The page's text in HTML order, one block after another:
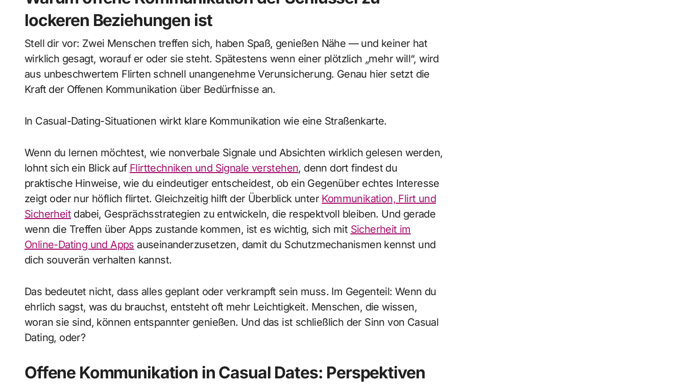
lockeren Beziehungen ist
Stell dir vor: Zwei Menschen treffen sich, haben Spaß, genießen Nähe — und keiner hat
wirklich gesagt, worauf er oder sie steht. Spätestens wenn einer plötzlich „mehr will“, wird
aus unbeschwertem Flirten schnell unangenehme Verunsicherung. Genau hier setzt die
Kraft der Offenen Kommunikation über Bedürfnisse an.
In Casual-Dating-Situationen wirkt klare Kommunikation wie eine Straßenkarte.
Wenn du lernen möchtest, wie nonverbale Signale und Absichten wirklich gelesen werden,
lohnt sich ein Blick auf Flirttechniken und Signale verstehen, denn dort findest du
praktische Hinweise, wie du eindeutiger entscheidest, ob ein Gegenüber echtes Interesse
zeigt oder nur höflich flirtet. Gleichzeitig hilft der Überblick unter Kommunikation, Flirt und
Sicherheit dabei, Gesprächsstrategien zu entwickeln, die respektvoll bleiben. Und gerade
wenn die Treffen über Apps zustande kommen, ist es wichtig, sich mit Sicherheit im
Online-Dating und Apps auseinanderzusetzen, damit du Schutzmechanismen kennst und
dich souverän verhalten kannst.
Das bedeutet nicht, dass alles geplant oder verkrampft sein muss. Im Gegenteil: Wenn du
ehrlich sagst, was du brauchst, entsteht oft mehr Leichtigkeit. Menschen, die wissen,
woran sie sind, können entspannter genießen. Und das ist schließlich der Sinn von Casual
Dating, oder?
Offene Kommunikation in Casual Dates: Perspektiven